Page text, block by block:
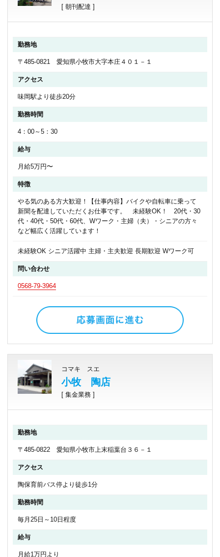
[ 朝刊配達 ]
勤務地
〒485-0821 愛知県小牧市大字本庄４０１－１
アクセス
味岡駅より徒歩20分
勤務時間
4：00～5：30
給与
月給5万円〜
特徴
やる気のある方大歓迎！【仕事内容】バイクや自転車に乗って
新聞を配達していただくお仕事です。 未経験OK！ 20代・30
代・40代・50代・60代、Wワーク・主婦（夫）・シニアの方々
など幅広く活躍しています！
未経験OK シニア活躍中 主婦・主夫歓迎 長期歓迎 Wワーク可
問い合わせ
0568-79-3964
コマキ スエ
小牧 陶店
[ 集金業務 ]
勤務地
〒485-0822 愛知県小牧市上末稲葉台３６－１
アクセス
陶保育前バス停より徒歩1分
勤務時間
毎月25日～10日程度
給与
月給1万円より